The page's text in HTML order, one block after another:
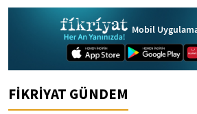
Mobil
FİKRİYAT GÜNDEM